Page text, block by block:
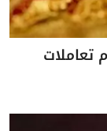
ختام تعاملات